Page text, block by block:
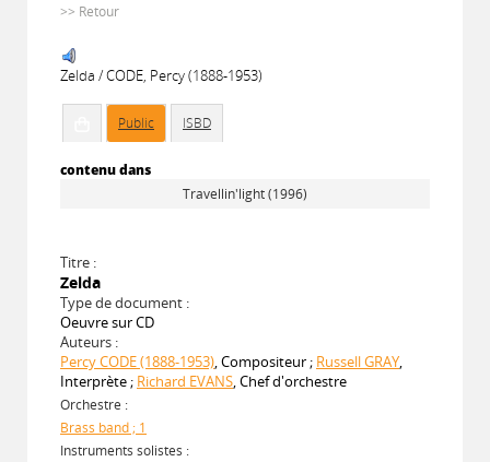
>> Retour
Zelda / CODE, Percy (1888-1953)
Public ISBD
contenu dans
Travellin'light (1996)
Titre :
Zelda
Type de document :
Oeuvre sur CD
Auteurs :
Percy CODE (1888-1953), Compositeur ; Russell GRAY,
Interprète ; Richard EVANS, Chef d'orchestre
Orchestre :
Brass band ; 1
Instruments solistes :